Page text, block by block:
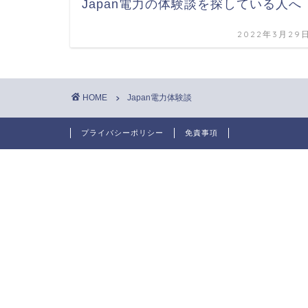
Japan電力の体験談を探している人へ
2022年3月29
HOME Japan電力体験談
プライバシーポリシー 免責事項